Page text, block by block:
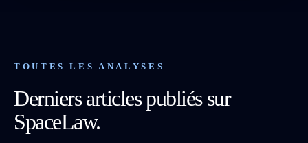
TOUTES LES ANALYSES
Derniers articles publiés sur
SpaceLaw.